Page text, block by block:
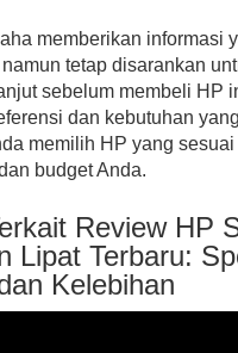
memberikan informasi
tetap disarankan
sebelum membeli HP
dan kebutuhan
memilih HP yang
budget Anda.
Review HP
Lipat Terbaru:
Kelebihan